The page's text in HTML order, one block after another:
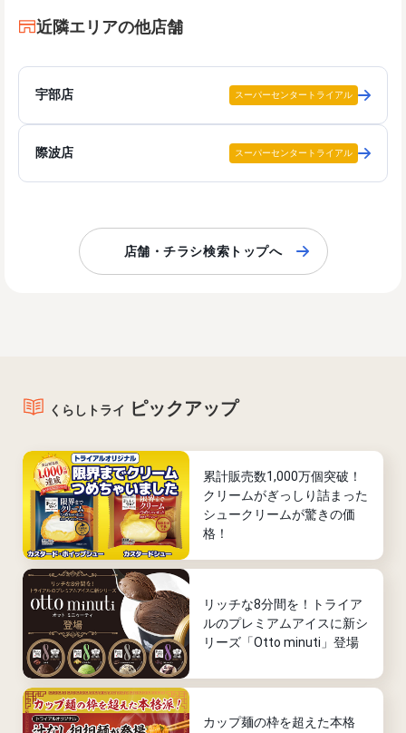
近隣エリアの他店舗
宇部店 スーパーセンタートライアル
際波店 スーパーセンタートライアル
店舗・チラシ検索トップへ
くらしトライ ピックアップ
累計販売数1,000万個突破！
クリームがぎっしり詰まった
シュークリームが驚きの価
格！
リッチな8分間を！トライア
ルのプレミアムアイスに新シ
リーズ「Otto minuti」登場
カップ麺の枠を超えた本格